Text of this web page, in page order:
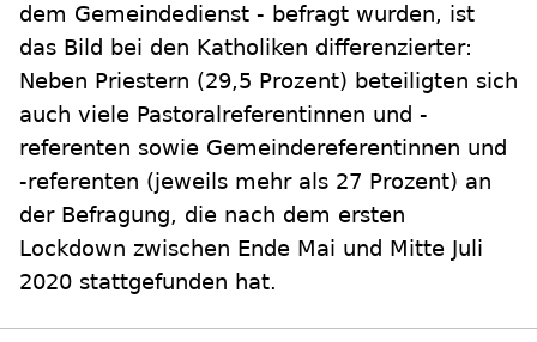
dem Gemeindedienst - befragt wurden, ist
das Bild bei den Katholiken differenzierter:
Neben Priestern (29,5 Prozent) beteiligten sich
auch viele Pastoralreferentinnen und -
referenten sowie Gemeindereferentinnen und
-referenten (jeweils mehr als 27 Prozent) an
der Befragung, die nach dem ersten
Lockdown zwischen Ende Mai und Mitte Juli
2020 stattgefunden hat.